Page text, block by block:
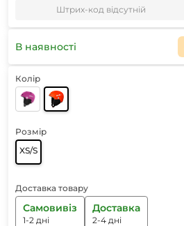
Штрих-код відсутній
В наявності
Колір
Розмір
XS/S
Доставка товару
Самовивіз
1-2 дні
Доставка
2-4 дні